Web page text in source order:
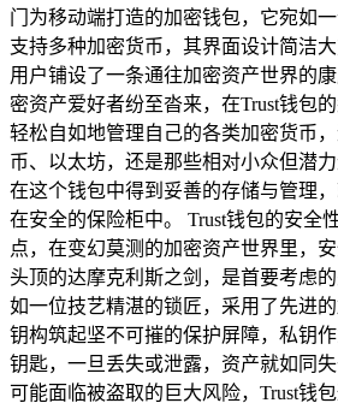
门为移动端打造的加密钱包，它宛如
支持多种加密货币，其界面设计简洁
用户铺设了一条通往加密资产世界的
密资产爱好者纷至沓来，在Trust钱包
轻松自如地管理自己的各类加密货币
币、以太坊，还是那些相对小众但潜
在这个钱包中得到妥善的存储与管理
在安全的保险柜中。 Trust钱包的安全
点，在变幻莫测的加密资产世界里，
头顶的达摩克利斯之剑，是首要考虑
如一位技艺精湛的锁匠，采用了先进
钥构筑起坚不可摧的保护屏障，私钥
钥匙，一旦丢失或泄露，资产就如同
可能面临被盗取的巨大风险，Trust钱